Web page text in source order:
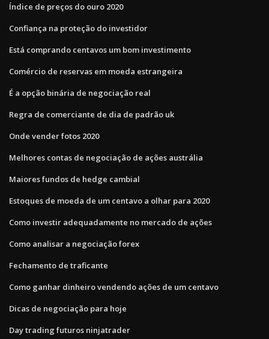
Índice de preços do ouro 2020
Confiança na proteção do investidor
Está comprando centavos um bom investimento
Comércio de reservas em moeda estrangeira
É a opção binária de negociação real
Regra de comerciante de dia de padrão uk
Onde vender fotos 2020
Melhores contas de negociação de ações austrália
Maiores fundos de hedge cambial
Estoques de moeda de um centavo a olhar para 2020
Como investir adequadamente no mercado de ações
Como analisar a negociação forex
Fechamento de traficante
Como ganhar dinheiro vendendo ações de um centavo
Dicas de negociação para hoje
Day trading futuros ninjatrader